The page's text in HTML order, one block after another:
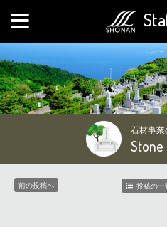
MENU
石材事
Stone
前の投稿へ 投稿の一